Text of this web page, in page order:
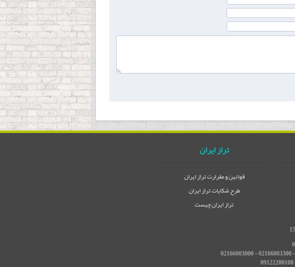
تراز ایران
قوانین و مقرارت تراز ایران
طرح شکایات تراز ایران
تراز ایران چیست